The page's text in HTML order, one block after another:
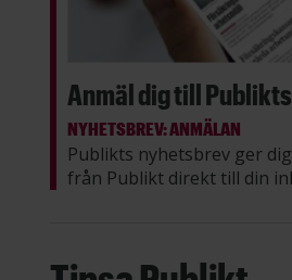
Anmäl dig till
NYHETSBREV: ANMÄLAN
Publikts nyhetsbrev ger
från Publikt direkt till din